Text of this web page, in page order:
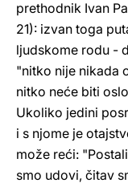
prethodnik Ivan
21): izvan toga
ljudskome rodu -
"nitko nije nikada
nitko neće biti
Ukoliko jedini
i s njome je
može reći:
smo udovi, čitav